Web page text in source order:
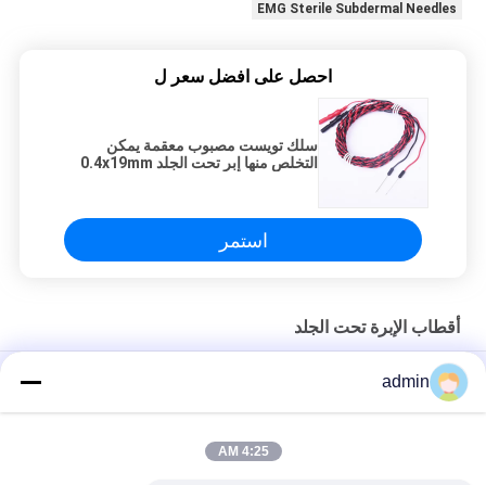
EMG Sterile Subdermal Needles
احصل على افضل سعر ل
سلك تويست مصبوب معقمة يمكن
التخلص منها إبر تحت الجلد 0.4x19mm
استمر
أقطاب الإبرة تحت الجلد
التخلص منها
admin
4:25 AM